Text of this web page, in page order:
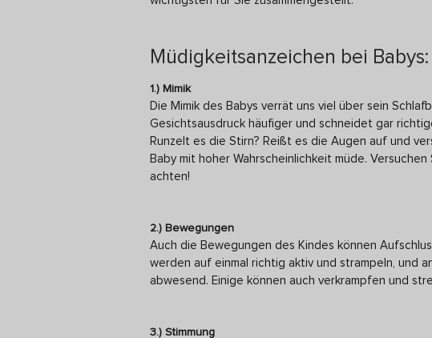
Müdigkeitsanzeichen bei Babys:
1.) Mimik
Die Mimik des Babys verrät uns viel über sein
Gesichtsausdruck häufiger und schneidet gar
Runzelt es die Stirn? Reißt es die Augen auf und
Baby mit hoher Wahrscheinlichkeit müde.
achten!
2.) Bewegungen
Auch die Bewegungen des Kindes können
werden auf einmal richtig aktiv und strampeln, und
abwesend. Einige können auch verkrampfen und
3.) Stimmung